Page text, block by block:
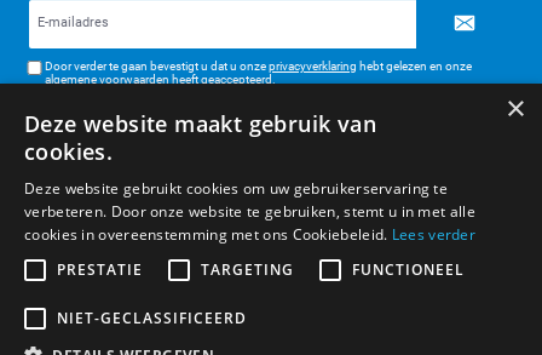
Door verder te gaan bevestigt u dat u onzeprivacyverklaring hebt gelezen en onze
algemene voorwaarden heeft geaccepteerd.
TELEFONISCH CONTACT:
ALGEMENE INFORMATIE
BETAAL- & VERZENDMETHODEN
×
Deze website maakt gebruik van
cookies.
Deze website gebruikt cookies om uw gebruikerservaring te
verbeteren. Door onze website te gebruiken, stemt u in met alle
cookies in overeenstemming met ons Cookiebeleid. Lees verder
PRESTATIE
TARGETING FUNCTIONEEL
NIET-GECLASSIFICEERD